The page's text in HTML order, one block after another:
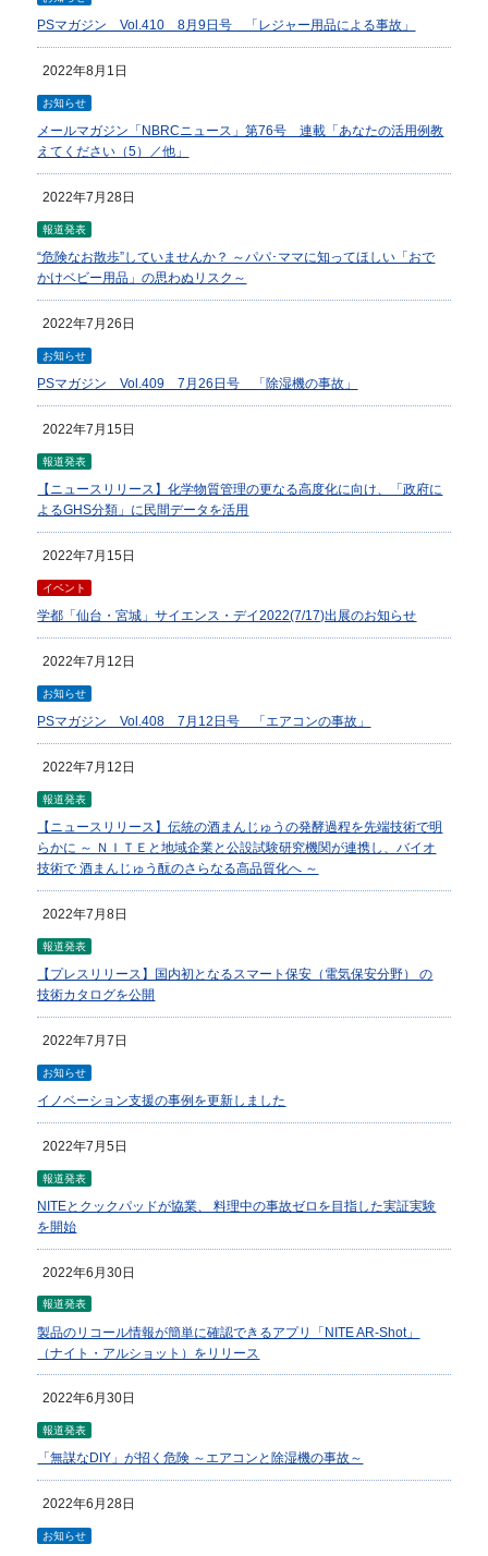
PSマガジン Vol.410 8月9日号 「レジャー用品による事故」
2022年8月1日
お知らせ
メールマガジン「NBRCニュース」第76号 連載「あなたの活用例教
えてください（5）／他」
2022年7月28日
報道発表
“危険なお散歩”していませんか？ ～パパ･ママに知ってほしい「おで
かけベビー用品」の思わぬリスク～
2022年7月26日
お知らせ
PSマガジン Vol.409 7月26日号 「除湿機の事故」
2022年7月15日
報道発表
【ニュースリリース】化学物質管理の更なる高度化に向け、「政府に
よるGHS分類」に民間データを活用
2022年7月15日
イベント
学都「仙台・宮城」サイエンス・デイ2022(7/17)出展のお知らせ
2022年7月12日
お知らせ
PSマガジン Vol.408 7月12日号 「エアコンの事故」
2022年7月12日
報道発表
【ニュースリリース】伝統の酒まんじゅうの発酵過程を先端技術で明
らかに ～ ＮＩＴＥと地域企業と公設試験研究機関が連携し、バイオ
技術で 酒まんじゅう酛のさらなる高品質化へ ～
2022年7月8日
報道発表
【プレスリリース】国内初となるスマート保安（電気保安分野） の
技術カタログを公開
2022年7月7日
お知らせ
イノベーション支援の事例を更新しました
2022年7月5日
報道発表
NITEとクックパッドが協業、 料理中の事故ゼロを目指した実証実験
を開始
2022年6月30日
報道発表
製品のリコール情報が簡単に確認できるアプリ「NITE AR-Shot」
（ナイト・アルショット）をリリース
2022年6月30日
報道発表
「無謀なDIY」が招く危険 ～エアコンと除湿機の事故～
2022年6月28日
お知らせ